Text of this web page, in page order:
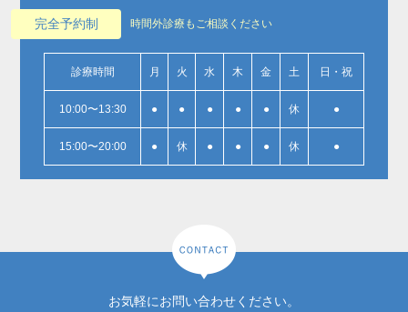
完全予約制 時間外診療もご相談ください
診療時間 月 火 水 木 金 土 日・祝
10:00〜13:30 ● ● ● ● ● 休 ●
15:00〜20:00 ● 休 ● ● ● 休 ●
お気軽にお問い合わせください。